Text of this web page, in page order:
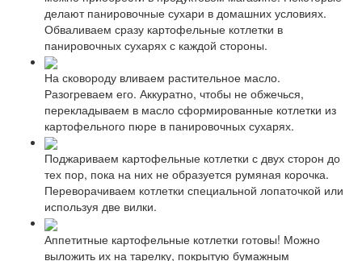
делают панировочные сухари в домашних условиях.
Обваливаем сразу картофельные котлетки в
панировочных сухарях с каждой стороны.
На сковороду вливаем растительное масло.
Разогреваем его. Аккуратно, чтобы не обжечься,
перекладываем в масло сформированные котлетки из
картофельного пюре в панировочных сухарях.
Поджариваем картофельные котлетки с двух сторон до
тех пор, пока на них не образуется румяная корочка.
Переворачиваем котлетки специальной лопаточкой или
используя две вилки.
Аппетитные картофельные котлетки готовы! Можно
выложить их на тарелку, покрытую бумажным